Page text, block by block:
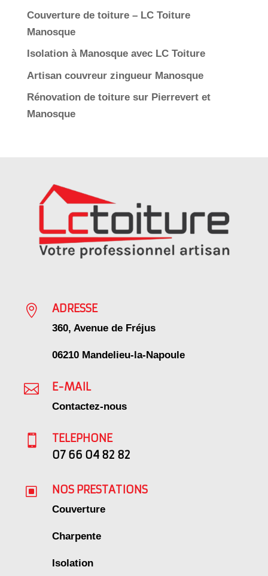
Couverture de toiture – LC Toiture
Manosque
Isolation à Manosque avec LC Toiture
Artisan couvreur zingueur Manosque
Rénovation de toiture sur Pierrevert et
Manosque
 ADRESSE
360, Avenue de Fréjus
06210 Mandelieu-la-Napoule
 E-MAIL
Contactez-nous

TELEPHONE
07 66 04 82 82
W NOS PRESTATIONS
Couverture
Charpente
Isolation